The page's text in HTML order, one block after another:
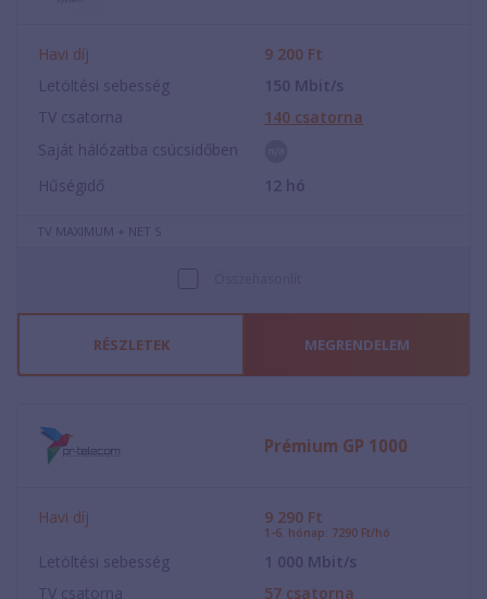
Havi díj 9 200 Ft
Letöltési sebesség
150 Mbit/s
TV csatorna
140 csatorna
Saját hálózatba csúcsidőben
Hűségidő
12 hó
TV MAXIMUM + NET S
RÉSZLETEK MEGRENDELEM
Prémium GP 1000
Havi díj 9 290 Ft
1-6. hónap: 7290 Ft/hó
Letöltési sebesség 1 000 Mbit/s
TV csatorna
57 csatorna